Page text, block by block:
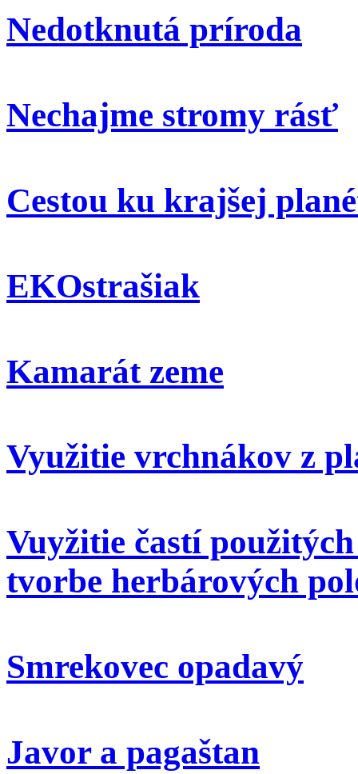
Nedotknutá príroda
Nechajme stromy rásť
Cestou ku krajšej
EKOstrašiak
Kamarát zeme
Využitie vrchnákov z
Vuyžitie častí
tvorbe herbárových
Smrekovec opadavý
Javor a pagaštan